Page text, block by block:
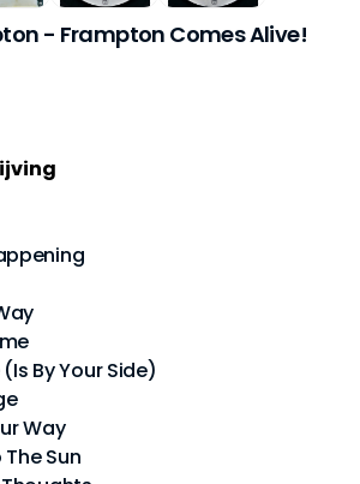
- Frampton Comes Alive!
(Is By Your Side)
Way
Sun